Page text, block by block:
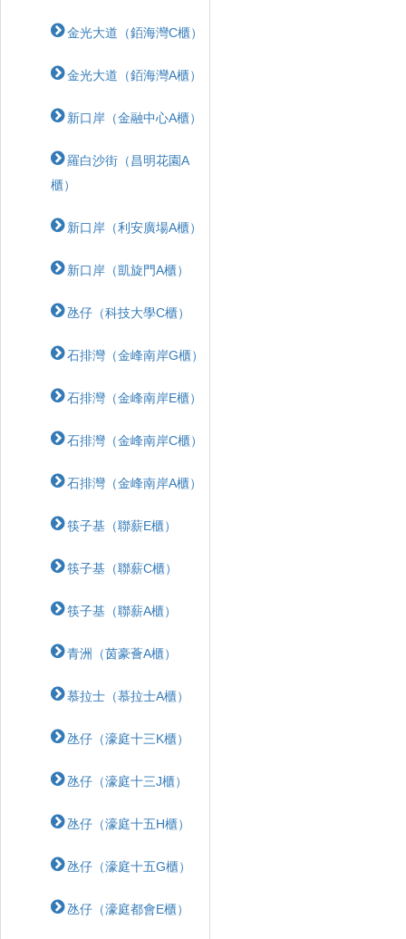
金光大道（銆海灣C櫃）
金光大道（銆海灣A櫃）
新口岸（金融中心A櫃）
羅白沙街（昌明花園A
櫃）
新口岸（利安廣場A櫃）
新口岸（凱旋門A櫃）
氹仔（科技大學C櫃）
石排灣（金峰南岸G櫃）
石排灣（金峰南岸E櫃）
石排灣（金峰南岸C櫃）
石排灣（金峰南岸A櫃）
筷子基（聯薪E櫃）
筷子基（聯薪C櫃）
筷子基（聯薪A櫃）
青洲（茵豪薈A櫃）
慕拉士（慕拉士A櫃）
氹仔（濠庭十三K櫃）
氹仔（濠庭十三J櫃）
氹仔（濠庭十五H櫃）
氹仔（濠庭十五G櫃）
氹仔（濠庭都會E櫃）